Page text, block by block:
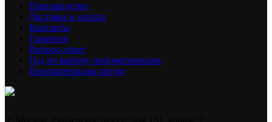
Производство
Доставка и оплата
Контакты
Гарантия
Вопрос-ответ
Гид по выбору пиломатериалов
Пиломатериалы оптом